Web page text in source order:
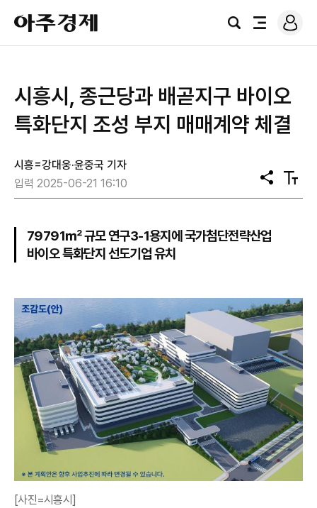
아
주
경
검
전
로
그
시흥시, 종근당과 배곧지구 바이오
특화단지 조성 부지 매매계약 체결
시흥=강대웅·윤중국 기자
입력 2025-06-21 16:10
공
유
텍
스
79791㎡ 규모 연구3-1용지에 국가첨단전략산업
바이오 특화단지 선도기업 유치
[사진=시흥시]